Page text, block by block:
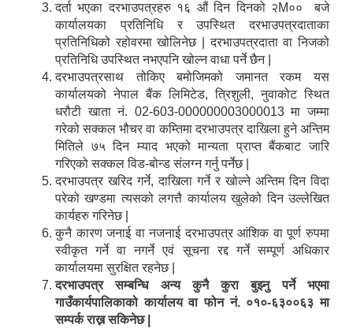
दर्ता भएका दरभाउपत्रहरु १६ औं दिन दिनको २M०० बजे
कार्यालयका प्रतिनिधि र उपस्थित दरभाउपत्रदाताका
प्रतिनिधिको रहोवरमा खोलिनेछ | दरभाउपत्रदाता वा निजको
प्रतिनिधि उपस्थित नभएपनि खोल्न वाधा पर्ने छैन |
दरभाउपत्रसाथ तोकिए बमोजिमको जमानत रकम यस
कार्यालयको नेपाल बैंक लिमिटेड, त्रिशुली, नुवाकोट स्थित
धरौटी खाता नं. 02-603-000000003000013 मा जम्मा
गरेको सक्कल भौचर वा कम्तिमा दरभाउपत्र दाखिला हुने अन्तिम
मितिले ७५ दिन म्याद भएको मान्यता प्राप्त बैंकबाट जारि
गरिएको सक्कल विड-बोन्ड संलग्न गर्नु पर्नेछ |
दरभाउपत्र खरिद गर्ने, दाखिला गर्ने र खोल्ने अन्तिम दिन विदा
परेको खण्डमा त्यसको लगत्तै कार्यालय खुलेको दिन उल्लेखित
कार्यहरु गरिनेछ |
कुनै कारण जनाई वा नजनाई दरभाउपत्र आंशिक वा पूर्ण रुपमा
स्वीकृत गर्ने वा नगर्ने एवं सूचना रद्द गर्ने सम्पूर्ण अधिकार
कार्यालयमा सुरक्षित रहनेछ |
दरभाउपत्र सम्बन्धि अन्य कुनै कुरा बुझ्नु पर्ने भएमा
गाउँकार्यपालिकाको कार्यालय वा फोन नं. ०१०-६३००६३ मा
सम्पर्क राख्न सकिनेछ |